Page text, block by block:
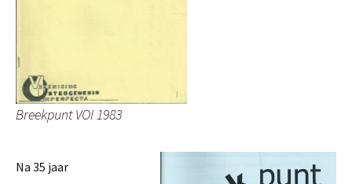
Breekpunt VOI 1983
Na 35 jaar